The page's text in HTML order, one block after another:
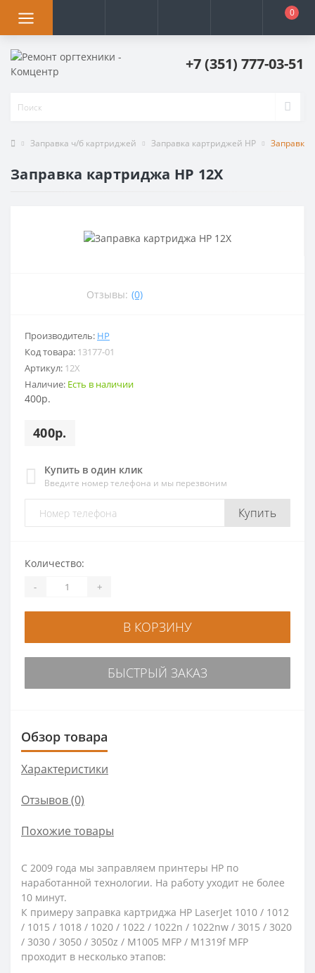
0
+7 (351) 777-03-51
Заправка ч/б картриджей Заправка картриджей HP Заправка
Заправка картриджа HP 12X
Отзывы: (0)
Производитель: HP
Код товара: 13177-01
Артикул: 12X
Наличие: Есть в наличии
400р.
400р.
Купить в один клик
Введите номер телефона и мы перезвоним
Купить
Количество:
- +
В КОРЗИНУ
БЫСТРЫЙ ЗАКАЗ
Обзор товара
Характеристики
Отзывов (0)
Похожие товары
С 2009 года мы заправляем принтеры HP по
наработанной технологии. На работу уходит не более
10 минут.
К примеру заправка картриджа HP LaserJet 1010 / 1012
/ 1015 / 1018 / 1020 / 1022 / 1022n / 1022nw / 3015 / 3020
/ 3030 / 3050 / 3050z / M1005 MFP / M1319f MFP
проходит в несколько этапов: